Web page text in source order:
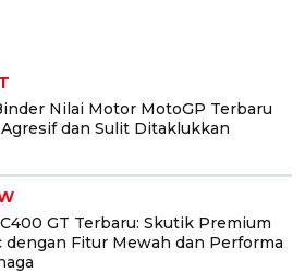
Nilai Motor MotoGP Terbaru
dan Sulit Ditaklukkan
GT Terbaru: Skutik Premium
dengan Fitur Mewah dan Performa